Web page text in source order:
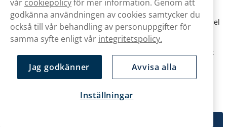
Designändringar i ZYNs sortiment
År2025uppdaterade ZYNdesignen namnen
på en stor del
av sortimentet, samtidigt som man uppdaterade recepten på
flera produkter och bytte namn på formatetMini Dry
gjorde ZYN ytterligare förändringar - bland annat
införde man enny styrkeskala
på ZYN Mini-produkter.
Mer info om förändringarna hittar du genom att klicka dig
vår cookiepolicyför mer information. Genom att
godkänna användningen av cookies samtycker du
också till vår behandling av personuppgifter för
samma syfte enligt vår integritetspolicy.
Jag godkänner Avvisa alla
Inställningar